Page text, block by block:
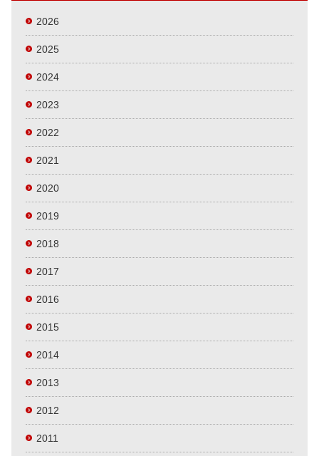
2026
2025
2024
2023
2022
2021
2020
2019
2018
2017
2016
2015
2014
2013
2012
2011